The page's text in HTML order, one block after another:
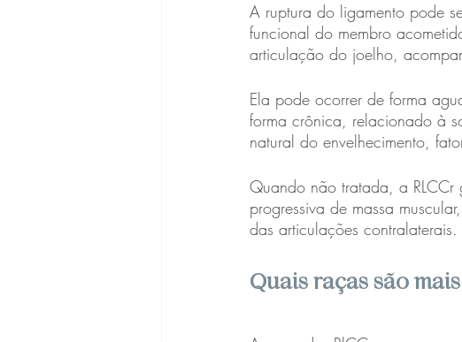
A ruptura do ligamento pode
funcional do membro
articulação do joelho,
Ela pode ocorrer de forma
forma crônica, relacionado à
natural do envelhecimento,
Quando não tratada, a
progressiva de massa
das articulações contralaterais.
Quais raças são